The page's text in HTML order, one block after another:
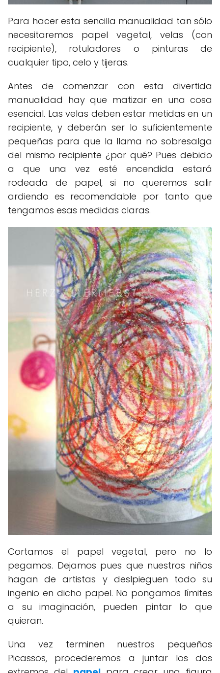
Para hacer esta sencilla manualidad tan sólo
necesitaremos papel vegetal, velas (con
recipiente), rotuladores o pinturas de
cualquier tipo, celo y tijeras.
Antes de comenzar con esta divertida
manualidad hay que matizar en una cosa
esencial. Las velas deben estar metidas en un
recipiente, y deberán ser lo suficientemente
pequeñas para que la llama no sobresalga
del mismo recipiente ¿por qué? Pues debido
a que una vez esté encendida estará
rodeada de papel, si no queremos salir
ardiendo es recomendable por tanto que
tengamos esas medidas claras.
Cortamos el papel vegetal, pero no lo
pegamos. Dejamos pues que nuestros niños
hagan de artistas y deslpieguen todo su
ingenio en dicho papel. No pongamos límites
a su imaginación, pueden pintar lo que
quieran.
Una vez terminen nuestros pequeños
Picassos, procederemos a juntar los dos